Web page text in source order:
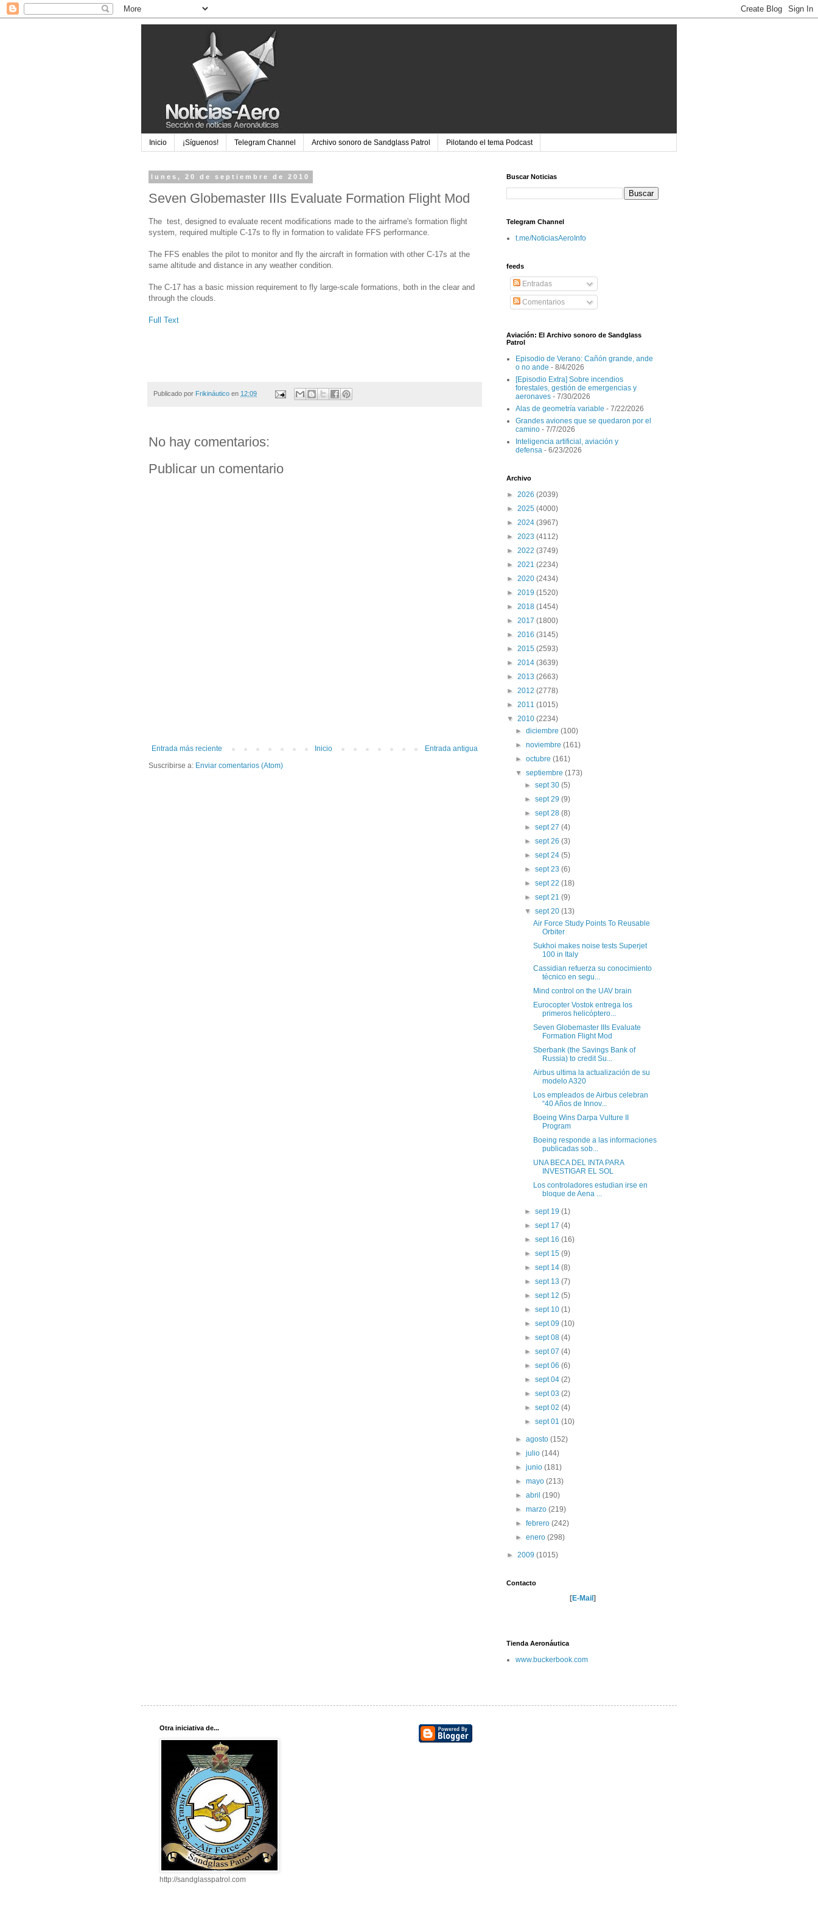
Inicio ¡Síguenos! Telegram Channel Archivo sonoro de Sandglass Patrol Pilotando el tema Podcast
lunes, 20 de septiembre de 2010
Seven Globemaster IIIs Evaluate Formation Flight Mod
The test, designed to evaluate recent modifications made to the airframe's formation flight
system, required multiple C-17s to fly in formation to validate FFS performance.
The FFS enables the pilot to monitor and fly the aircraft in formation with other C-17s at the
same altitude and distance in any weather condition.
The C-17 has a basic mission requirement to fly large-scale formations, both in the clear and
through the clouds.
Full Text
Publicado por Frikináutico en 12:09
No hay comentarios:
Publicar un comentario
Entrada más reciente Entrada antigua
Inicio
Suscribirse a: Enviar comentarios (Atom)
Buscar Noticias
Telegram Channel
t.me/NoticiasAeroInfo
feeds
Entradas
Comentarios
Aviación: El Archivo sonoro de Sandglass
Patrol
Episodio de Verano: Cañón grande, ande
o no ande - 8/4/2026
[Episodio Extra] Sobre incendios
forestales, gestión de emergencias y
aeronaves - 7/30/2026
Alas de geometría variable - 7/22/2026
Grandes aviones que se quedaron por el
camino - 7/7/2026
Inteligencia artificial, aviación y
defensa - 6/23/2026
Archivo
► 2026 (2039)
► 2025 (4000)
► 2024 (3967)
► 2023 (4112)
► 2022 (3749)
► 2021 (2234)
► 2020 (2434)
► 2019 (1520)
► 2018 (1454)
► 2017 (1800)
► 2016 (3145)
► 2015 (2593)
► 2014 (3639)
► 2013 (2663)
► 2012 (2778)
► 2011 (1015)
▼ 2010 (2234)
►diciembre(100)
►noviembre(161)
►octubre(161)
▼septiembre(173)
► sept 30 (5)
► sept 29 (9)
► sept 28 (8)
► sept 27 (4)
► sept 26 (3)
► sept 24 (5)
► sept 23 (6)
► sept 22 (18)
► sept 21 (9)
▼ sept 20 (13)
Air Force Study Points To Reusable
Orbiter
Sukhoi makes noise tests Superjet
100 in Italy
Cassidian refuerza su conocimiento
técnico en segu...
Mind control on the UAV brain
Eurocopter Vostok entrega los
primeros helicóptero...
Seven Globemaster IIIs Evaluate
Formation Flight Mod
Sberbank (the Savings Bank of
Russia) to credit Su...
Airbus ultima la actualización de su
modelo A320
Los empleados de Airbus celebran
“40 Años de Innov...
Boeing Wins Darpa Vulture II
Program
Boeing responde a las informaciones
publicadas sob...
UNA BECA DEL INTA PARA
INVESTIGAR EL SOL
Los controladores estudian irse en
bloque de Aena ...
► sept 19 (1)
► sept 17 (4)
► sept 16 (16)
► sept 15 (9)
► sept 14 (8)
► sept 13 (7)
► sept 12 (5)
► sept 10 (1)
► sept 09 (10)
► sept 08 (4)
► sept 07 (4)
► sept 06 (6)
► sept 04 (2)
► sept 03 (2)
► sept 02 (4)
► sept 01 (10)
►agosto(152)
►julio(144)
►junio(181)
►mayo(213)
►abril(190)
►marzo(219)
►febrero(242)
►enero(298)
► 2009 (1015)
Contacto
[E-Mail ]
Tienda Aeronáutica
www.buckerbook.com
Otra iniciativa de...
http://sandglasspatrol.com